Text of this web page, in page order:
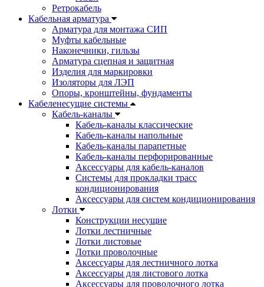
Ретрокабель
Кабельная арматура
Арматура для монтажа СИП
Муфты кабельные
Наконечники, гильзы
Арматура сцепная и защитная
Изделия для маркировки
Изоляторы для ЛЭП
Опоры, кронштейны, фундаменты
Кабеленесущие системы
Кабель-каналы
Кабель-каналы классические
Кабель-каналы напольные
Кабель-каналы парапетные
Кабель-каналы перфорированные
Аксессуары для кабель-каналов
Системы для прокладки трасс
кондиционирования
Аксессуары для систем кондиционирования
Лотки
Конструкции несущие
Лотки лестничные
Лотки листовые
Лотки проволочные
Аксессуары для лестничного лотка
Аксессуары для листового лотка
Аксессуары для проволочного лотка